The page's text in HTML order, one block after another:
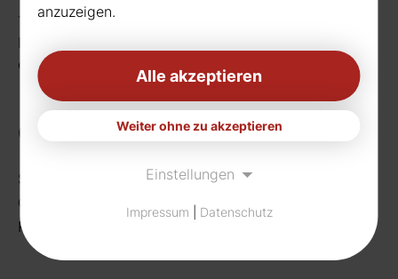
Telefon:0231 656677
Fax: 0231 656990
eMail:
Getränke
Sortiment
Craft Beer
Rund um deine Bar
anzuzeigen.
Alle akzeptieren
Weiter ohne zu akzeptieren
Einstellungen
Impressum Datenschutz